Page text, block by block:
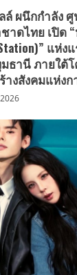
ล์ ผนึกกำลัง
าดไทย เปิด
แห่ง
านี ภายใต้โ
างสังคมแห่งก